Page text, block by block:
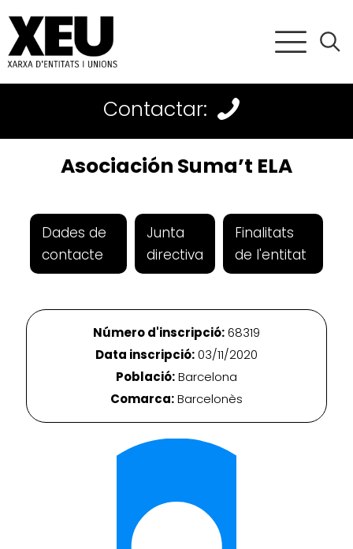
Contactar:
Asociación Suma’t ELA
Dades de
contacte
Junta
directiva
Finalitats
de l'entitat
Número d'inscripció:68319
Data inscripció:03/11/2020
Població:Barcelona
Comarca:Barcelonès